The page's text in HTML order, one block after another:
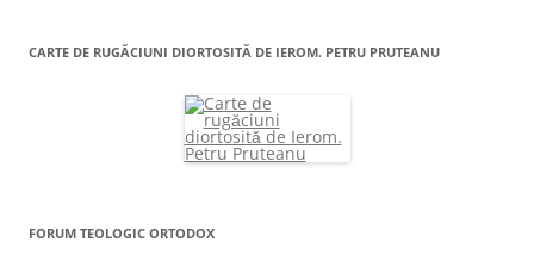
CARTE DE RUGĂCIUNI DIORTOSITĂ DE IEROM. PETRU PRUTEANU
FORUM TEOLOGIC ORTODOX